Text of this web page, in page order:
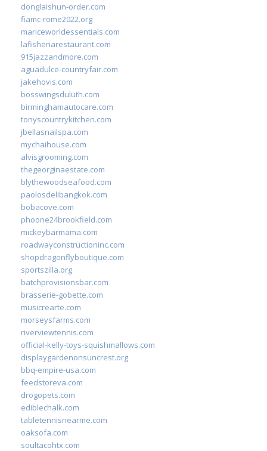
donglaishun-order.com
fiamc-rome2022.org
mariceworldessentials.com
lafisheriarestaurant.com
915jazzandmore.com
aguadulce-countryfair.com
jakehovis.com
bosswingsduluth.com
birminghamautocare.com
tonyscountrykitchen.com
jbellasnailspa.com
mychaihouse.com
alvisgrooming.com
thegeorginaestate.com
blythewoodseafood.com
paolosdelibangkok.com
bobacove.com
phoone24brookfield.com
mickeybarmama.com
roadwayconstructioninc.com
shopdragonflyboutique.com
sportszilla.org
batchprovisionsbar.com
brasserie-gobette.com
musicrearte.com
morseysfarms.com
riverviewtennis.com
official-kelly-toys-squishmallows.com
displaygardenonsuncrest.org
bbq-empire-usa.com
feedstoreva.com
drogopets.com
ediblechalk.com
tabletennisnearme.com
oaksofa.com
soultacohtx.com